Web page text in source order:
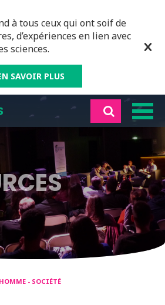
à tous ceux qui ont soif de
d’expériences en lien avec
sciences.
SAVOIR PLUS
- SOCIÉTÉ